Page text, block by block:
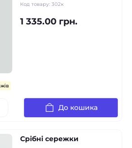
Код товару: 302к
1 335.00 грн.
До кошика
Срібні сережки